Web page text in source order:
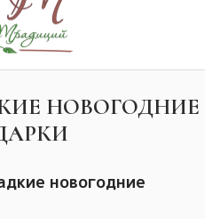
НОВОГОДНИЕ
новогодние